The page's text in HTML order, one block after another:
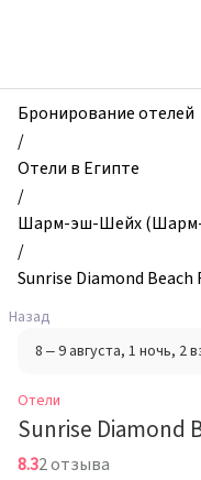
Sunrise
Diamond
Beach
Resort
Grand
Select,
Шарм-
эш-
Шейх
(Шарм-
эль-
Шейх),
Египет
Бронирование отелей
/
Отели в Египте
/
Шарм-эш-Шейх
/
Sunrise Diamond
Назад
8 – 9 августа, 1 ночь, 2
Отели
Sunrise Diamond
8.32 отзыва